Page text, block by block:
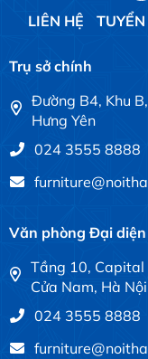
LIÊN HỆ
Trụ sở chính
Đường B4, Khu
Hưng Yên
024 3555 8888
Văn phòng Đại diện
Tầng 10, Capital
Cửa Nam, Hà Nội
024 3555 8888